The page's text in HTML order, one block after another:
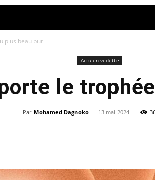
plus beau but
Actu en vedette
le
Par Mohamed Dagnoko - 13 mai 2024